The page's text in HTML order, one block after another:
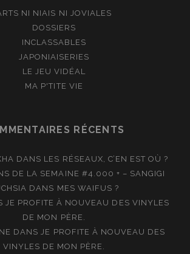
NI NIAIS NI JOVIALES
DOSSIERS
INCLASSABLES
JAPONIAISERIES
LE JEU VIDÉAL
MA P'TITE VIE
RÉCENTS
DANS LES RÉSEAUX, C’EN EST OÙ ?
DE LA SEMAINE #4.000 + – SANGIGI
DANS MES WAIFUS ?
JE PROFITE À NOUVEAU DES VINYLES
DE MON PÈRE.
DANSJE PROFITE À NOUVEAU DES
VINYLES DE MON PÈRE.